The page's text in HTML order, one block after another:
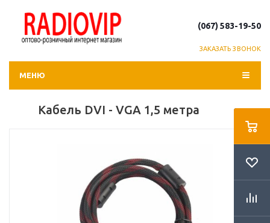
(067) 583-19-50
ЗАКАЗАТЬ ЗВОНОК
МЕНЮ
Кабель DVI - VGA 1,5 метра